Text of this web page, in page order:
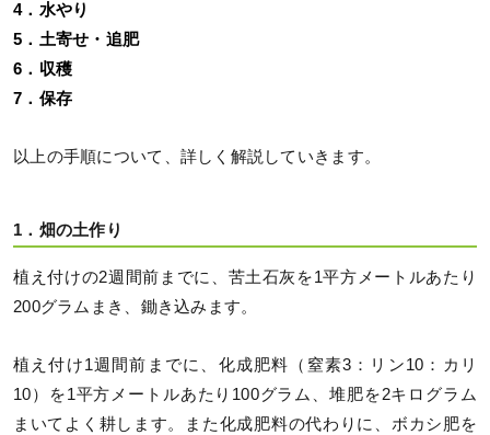
4．水やり
5．土寄せ・追肥
6．収穫
7．保存
以上の手順について、詳しく解説していきます。
1．畑の土作り
植え付けの2週間前までに、苦土石灰を1平方メートルあたり
200グラムまき、鋤き込みます。
植え付け1週間前までに、化成肥料（窒素3：リン10：カリ
10）を1平方メートルあたり100グラム、堆肥を2キログラム
まいてよく耕します。また化成肥料の代わりに、ボカシ肥を